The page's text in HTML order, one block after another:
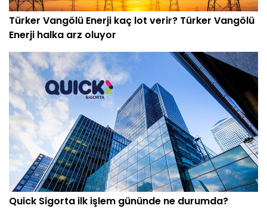
Türker Vangölü Enerji kaç lot verir? Türker Vangölü
Enerji halka arz oluyor
Quick Sigorta ilk işlem gününde ne durumda?